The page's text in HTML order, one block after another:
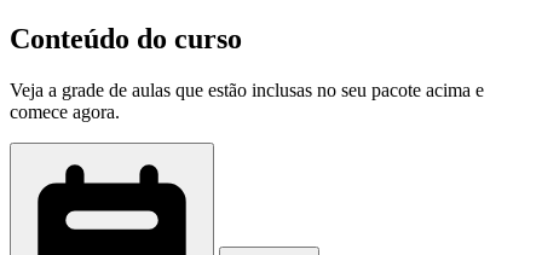
Conteúdo do curso
Veja a grade de aulas que estão inclusas no seu pacote acima e
comece agora.